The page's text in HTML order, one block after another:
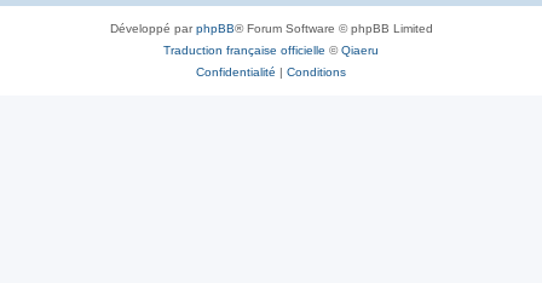
Développé parphpBB® Forum Software © phpBB Limited
Traduction française officielle ©Qiaeru
Confidentialité | Conditions